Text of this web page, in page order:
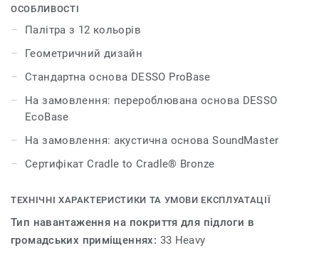
приголомшливими червоними, зеленими та темно-
синіми, що дає безмежні можливості для творчості під
час роботи над інтер’єром вашого приміщення.
Колекція є частиною родини покриттів DESSO Essence
і комбінується з колекціями DESSO Essence, DESSO
ОСОБЛИВОСТІ
Палітра з 12 кольорів
Геометричний дизайн
Стандартна основа DESSO ProBase
На замовлення: перероблювана основа DESSO
EcoBase
На замовлення: акустична основа SoundMaster
Сертифікат Cradle to Cradle® Bronze
ТЕХНІЧНІ ХАРАКТЕРИСТИКИ ТА УМОВИ ЕКСПЛУАТАЦІЇ
Тип навантаження на покриття для підлоги в
громадських приміщеннях: 33 Heavy